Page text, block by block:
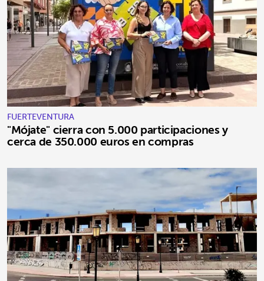
FUERTEVENTURA
"Mójate" cierra con 5.000 participaciones y
cerca de 350.000 euros en compras